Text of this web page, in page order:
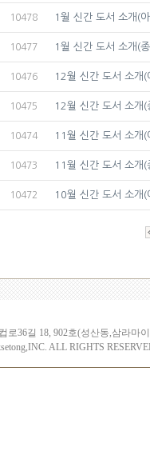
10478 1월 신간 도서 소개(
10477 1월 신간 도서 소개(
10476 12월 신간 도서 소개(
10475 12월 신간 도서 소개(
10474 11월 신간 도서 소개(
10473 11월 신간 도서 소개(
10472 10월 신간 도서 소개(
로36길 18, 902호(성산동,삼라마
ALL RIGHTS